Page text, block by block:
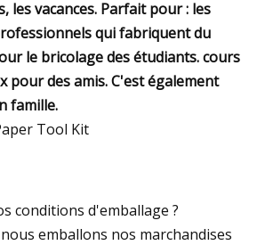
les vacances. Parfait pour : les
qui fabriquent du
le bricolage des étudiants. cours
pour des amis. C'est également
famille.
conditions d'emballage ?
emballons nos marchandises